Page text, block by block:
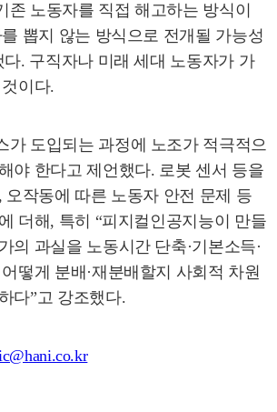
존 노동자를 직접 해고하는 방식이
뽑지 않는 방식으로 전개될 가능성
다. 구직자나 미래 세대 노동자가 가
이다.
가 도입되는 과정에 노조가 적극적으
야 한다고 제언했다. 로봇 센서 등을
오작동에 따른 노동자 안전 문제 등
더해, 특히 “피지컬인공지능이 만들
의 과실을 노동시간 단축·기본소득·
떻게 분배·재분배할지 사회적 차원
다”고 강조했다.